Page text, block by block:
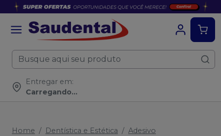
Entregar em:
Carregando...
Home Dentística e Estética
Adesivo